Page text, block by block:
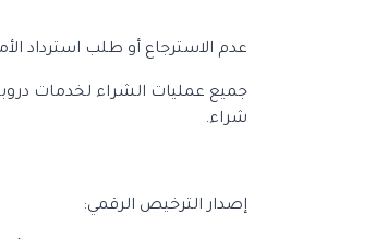
عدم الاسترجاع أو طلب استرداد
جميع عمليات الشراء لخدمات
شراء.
إصدار الترخيص الرقمي: